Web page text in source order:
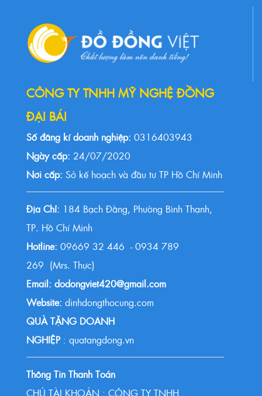
CÔNG TY TNHH MỸ NGHỆ ĐỒNG
ĐẠI BÁI
Số đăng kí doanh nghiệp: 0316403943
Ngày cấp: 24/07/2020
Nơi cấp: Sở kế hoạch và đầu tư TP Hồ Chí Minh
Địa Chỉ: 184 Bạch Đằng, Phường Bình Thạnh,
TP. Hồ Chí Minh
Hotline: 09669 32 446 - 0934 789
269 (Mrs. Thực)
Email: dodongviet420@gmail.com
Website: dinhdongthocung.com
QUÀ TẶNG DOANH
NGHIỆP : quatangdong.vn
Thông Tin Thanh Toán
CHỦ TÀI KHOẢN : CÔNG TY TNHH